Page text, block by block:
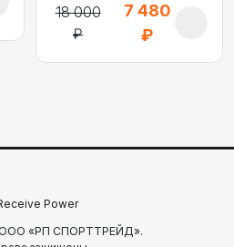
18 000
₽
7 480
₽
ООО «РП СПОРТТРЕЙД».